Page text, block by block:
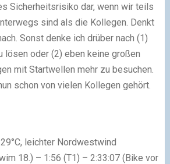
Sicherheitsrisiko dar, wenn wir teils
sind als die Kollegen. Denkt
Sonst denke ich drüber nach (1)
oder (2) eben keine großen
mit Startwellen mehr zu besuchen.
schon von vielen Kollegen gehört.
leichter Nordwestwind
18.) – 1:56 (T1) – 2:33:07 (Bike vor